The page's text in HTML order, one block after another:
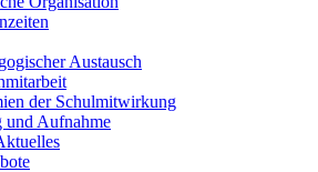
Austausch
der Schulmitwirkung
und Aufnahme